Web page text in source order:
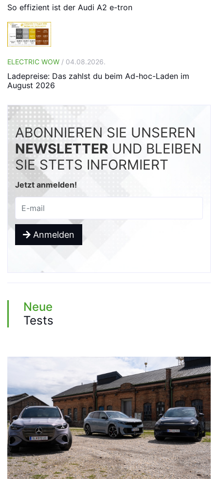
So effizient ist der Audi A2 e-tron
ELECTRIC WOW / 04.08.2026.
Ladepreise: Das zahlst du beim Ad-hoc-Laden im
August 2026
ABONNIEREN SIE UNSEREN
NEWSLETTER UND BLEIBEN
SIE STETS INFORMIERT
Jetzt anmelden!
Anmelden
Neue
Tests